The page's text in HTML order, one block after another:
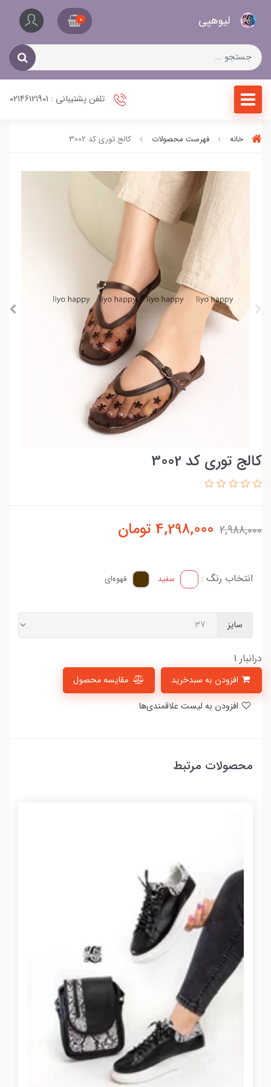
لیو‌هپی 0
تلفن پشتیبانی : 02146121901
خانه فهرست محصولات کالج توری کد 3002
کالج توری کد 3002
2,988,000
4,298,000 تومان
انتخاب رنگ : سفید قهوه‌ای
سایز
درانبار 1
مقایسه محصول
محصولات مرتبط